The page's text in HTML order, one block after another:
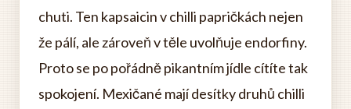
chuti. Ten kapsaicin v chilli papričkách nejen
že pálí, ale zároveň v těle uvolňuje endorfiny.
Proto se po pořádně pikantním jídle cítíte tak
spokojení. Mexičané mají desítky druhů chilli